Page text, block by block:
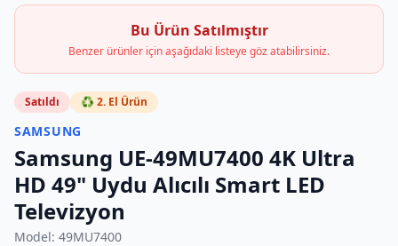
Bu Ürün Satılmıştır
Benzer ürünler için aşağıdaki listeye göz atabilirsiniz.
Satıldı ♻️ 2. El Ürün
SAMSUNG
Samsung UE-49MU7400 4K Ultra
HD 49" Uydu Alıcılı Smart LED
Televizyon
Model: 49MU7400